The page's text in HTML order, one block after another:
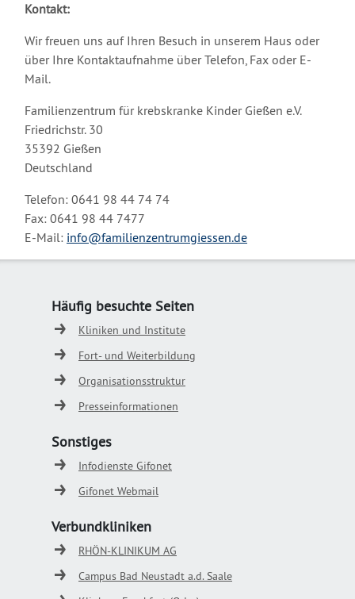
Kontakt:
Wir freuen uns auf Ihren Besuch in unserem Haus oder
über Ihre Kontaktaufnahme über Telefon, Fax oder E-
Mail.
Familienzentrum für krebskranke Kinder Gießen e.V.
Friedrichstr. 30
35392 Gießen
Deutschland
Telefon: 0641 98 44 74 74
Fax: 0641 98 44 7477
E-Mail: info@familienzentrumgiessen.de
Häufig besuchte Seiten
Kliniken und Institute
Fort- und Weiterbildung
Organisationsstruktur
Presseinformationen
Sonstiges
Infodienste Gifonet
Gifonet Webmail
Verbundkliniken
RHÖN-KLINIKUM AG
Campus Bad Neustadt a.d. Saale